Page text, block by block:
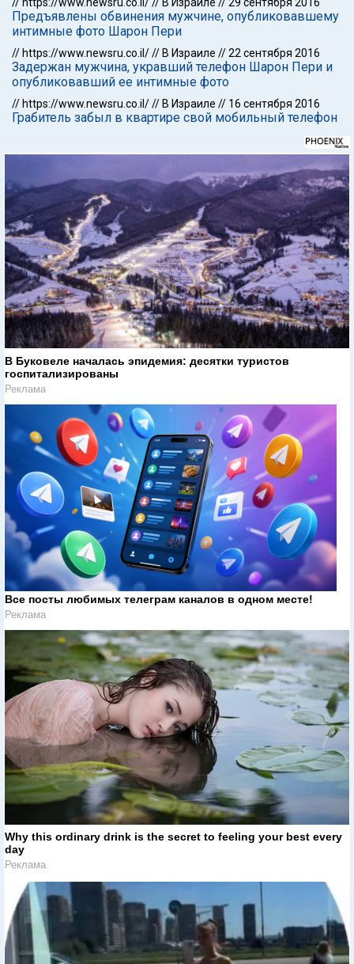
Предъявлены обвинения мужчине, опубликовавшему
интимные фото Шарон Пери
// https://www.newsru.co.il/// В Израиле //22 сентября 2016
Задержан мужчина, укравший телефон Шарон Пери и
опубликовавший ее интимные фото
// https://www.newsru.co.il/// В Израиле // 16 сентября 2016
Грабитель забыл в квартире свой мобильный телефон
В Буковеле началась эпидемия: десятки туристов
госпитализированы
Реклама
Все посты любимых телеграм каналов в одном месте!
Реклама
Why this ordinary drink is the secret to feeling your best every
day
Реклама